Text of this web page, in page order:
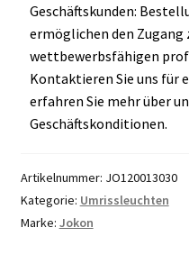
Geschäftskunden:
ermöglichen den Zugang
wettbewerbsfähigen
Kontaktieren Sie uns für
erfahren Sie mehr über
Geschäftskonditionen.
Artikelnummer: JO120013030
Kategorie: Umrissleuchten
Marke: Jokon